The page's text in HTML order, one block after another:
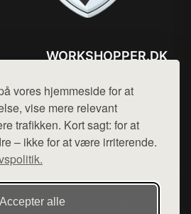
vores hjemmeside for at
vise mere relevant
trafikken. Kort sagt: for at
– ikke for at være irriterende.
Accepter alle
WORKSHOPPER.DK
Mail: hej@want.dk
Cookie- og privatlivspolitik
der udgiver en række